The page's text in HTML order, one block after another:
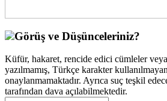
Görüş ve Düşünceleriniz?
Küfür, hakaret, rencide edici cümleler
yazılmamış, Türkçe karakter
onaylanmamaktadır. Ayrıca suç teşkil
tarafından dava açılabilmektedir.